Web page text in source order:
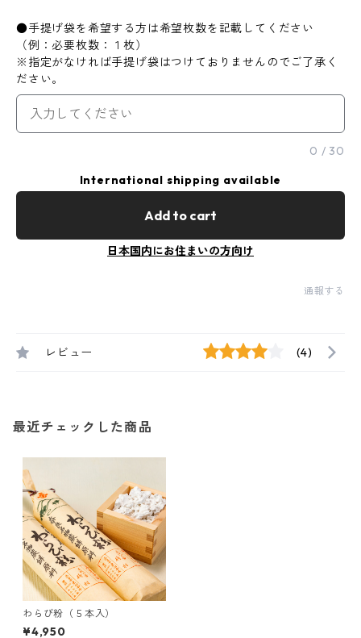
●手提げ袋を希望する方は希望枚数を記載してください
（例：必要枚数：１枚）
※指定がなければ手提げ袋はつけておりませんのでご了承く
ださい。
0 / 30
International shipping available
Add to cart
日本国内にお住まいの方向け
通報する
レビュー (4)
最近チェックした商品
わらび粉（５本入）
¥4,950